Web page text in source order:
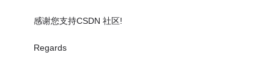
感谢您支持CSDN 社区!
Regards